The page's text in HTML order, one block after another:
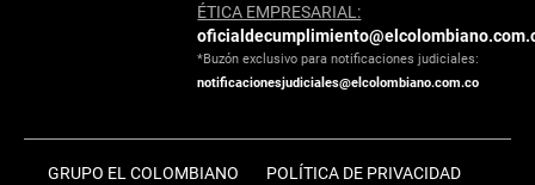
ÉTICA EMPRESARIAL:
*Buzón exclusivo para notificaciones judiciales:
notificacionesjudiciales@elcolombiano.com.co
GRUPO EL COLOMBIANO POLÍTICA DE PRIVACIDAD